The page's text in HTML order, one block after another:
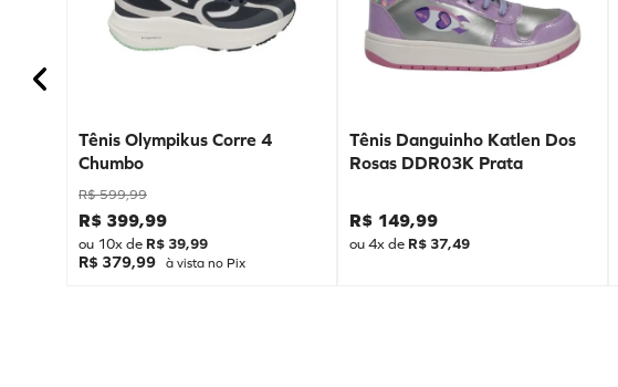
Tênis Olympikus Corre 4
Chumbo
R$ 599,99
R$ 399,99
ou 10x de R$ 39,99
R$ 379,99 à vista no Pix
Tênis Danguinho Katlen Dos
Rosas DDR03K Prata
R$ 149,99
ou4x de R$ 37,49